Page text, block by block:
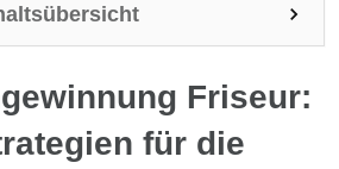
Friseur:
für die